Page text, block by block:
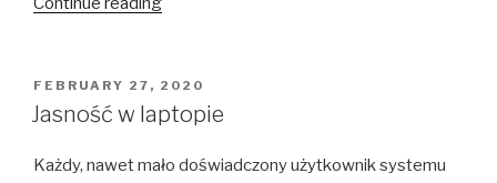
nie
działa”
POSTED
ON
FEBRUARY 27, 2020
Jasność w laptopie
Każdy, nawet mało doświadczony użytkownik systemu